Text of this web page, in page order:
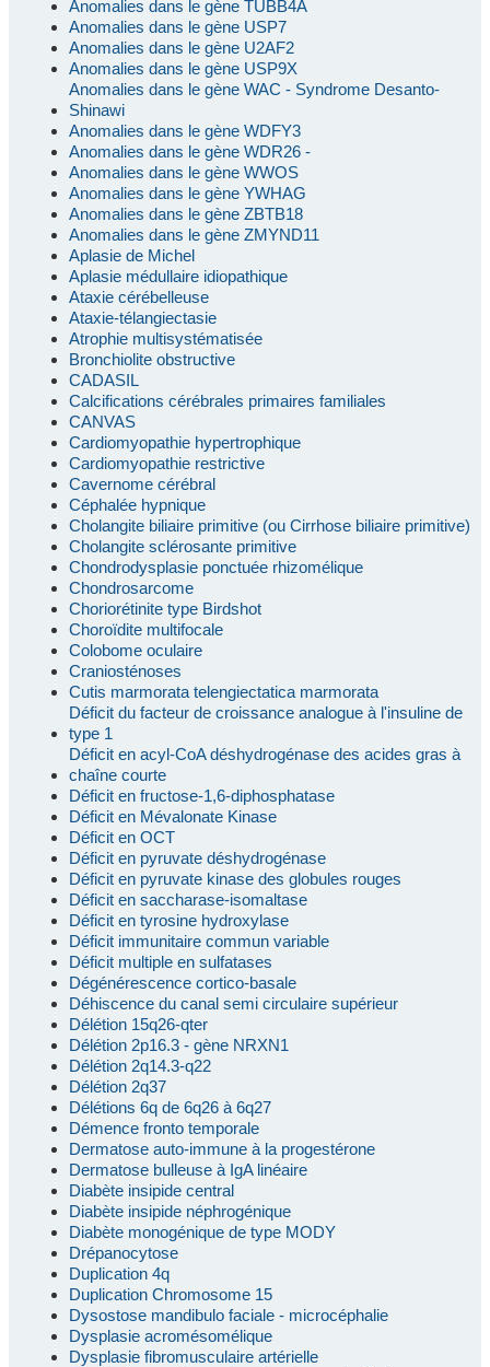
Anomalies dans le gène TUBB4A
Anomalies dans le gène USP7
Anomalies dans le gène U2AF2
Anomalies dans le gène USP9X
Anomalies dans le gène WAC - Syndrome Desanto-
Shinawi
Anomalies dans le gène WDFY3
Anomalies dans le gène WDR26 -
Anomalies dans le gène WWOS
Anomalies dans le gène YWHAG
Anomalies dans le gène ZBTB18
Anomalies dans le gène ZMYND11
Aplasie de Michel
Aplasie médullaire idiopathique
Ataxie cérébelleuse
Ataxie-télangiectasie
Atrophie multisystématisée
Bronchiolite obstructive
CADASIL
Calcifications cérébrales primaires familiales
CANVAS
Cardiomyopathie hypertrophique
Cardiomyopathie restrictive
Cavernome cérébral
Céphalée hypnique
Cholangite biliaire primitive (ou Cirrhose biliaire primitive)
Cholangite sclérosante primitive
Chondrodysplasie ponctuée rhizomélique
Chondrosarcome
Choriorétinite type Birdshot
Choroïdite multifocale
Colobome oculaire
Craniosténoses
Cutis marmorata telengiectatica marmorata
Déficit du facteur de croissance analogue à l'insuline de
type 1
Déficit en acyl-CoA déshydrogénase des acides gras à
chaîne courte
Déficit en fructose-1,6-diphosphatase
Déficit en Mévalonate Kinase
Déficit en OCT
Déficit en pyruvate déshydrogénase
Déficit en pyruvate kinase des globules rouges
Déficit en saccharase-isomaltase
Déficit en tyrosine hydroxylase
Déficit immunitaire commun variable
Déficit multiple en sulfatases
Dégénérescence cortico-basale
Déhiscence du canal semi circulaire supérieur
Délétion 15q26-qter
Délétion 2p16.3 - gène NRXN1
Délétion 2q14.3-q22
Délétion 2q37
Délétions 6q de 6q26 à 6q27
Démence fronto temporale
Dermatose auto-immune à la progestérone
Dermatose bulleuse à IgA linéaire
Diabète insipide central
Diabète insipide néphrogénique
Diabète monogénique de type MODY
Drépanocytose
Duplication 4q
Duplication Chromosome 15
Dysostose mandibulo faciale - microcéphalie
Dysplasie acromésomélique
Dysplasie fibromusculaire artérielle